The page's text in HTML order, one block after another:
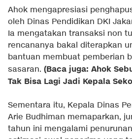
Ahok mengapresiasi
oleh Dinas Pendidikan DKI
Ia mengatakan transaksi non
rencananya bakal diterapkan
bantuan membuat pemberian
sasaran. (Baca juga: Ahok
Tak Bisa Lagi Jadi Kepala
Sementara itu, Kepala Dinas
Arie Budhiman memaparkan,
tahun ini mengalami